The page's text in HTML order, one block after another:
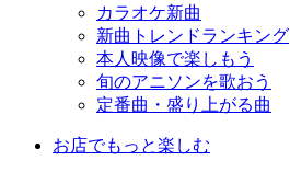
カラオケ新曲
新曲トレンドランキング
本人映像で楽しもう
旬のアニソンを歌おう
定番曲・盛り上がる曲
お店でもっと楽しむ